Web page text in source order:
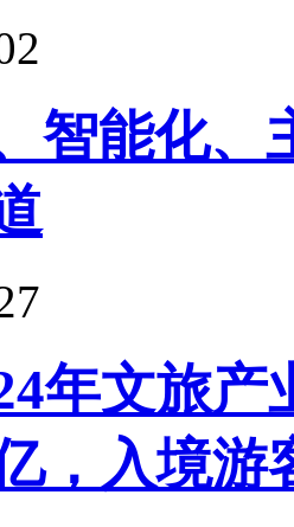
智能化、
年文旅
，入境游